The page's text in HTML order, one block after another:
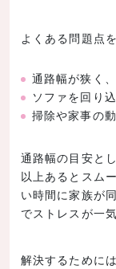
よくある問題点
通路幅が狭く
ソファを回り
掃除や家事の
通路幅の目安と
以上あるとスム
い時間に家族が
でストレスが一
解決するために